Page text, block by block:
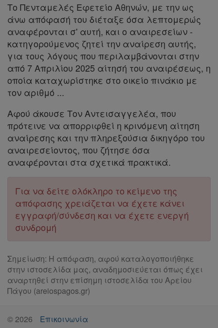
Όροι
χρήσης
Πολιτική
απορρήτου
και
cookies
Απόκτηση
Συνδρομής
Ατομική
συνδρομή
Ομαδικά
πακέτα
Παροχές
σε
Το Πενταμελές Εφετείο Αθηνών, με την ως
άνω απόφασή του διέταξε όσα λεπτομερώς
αναφέρονται σ' αυτή, και o αναιρεσείων -
κατηγορούμενος ζητεί την αναίρεση αυτής,
για τους λόγους που περιλαμβάνονται στην
από 7 Απριλίου 2025 αίτησή του αναιρέσεως, η
οποία καταχωρίστηκε στο οικείο πινάκιο με
τον αριθμό ...
Αφού άκουσε Τον Αντεισαγγελέα, που
πρότεινε να απορριφθεί η κρινόμενη αίτηση
αναίρεσης και την πληρεξούσια δικηγόρο του
αναιρεσείοντος, που ζήτησε όσα
αναφέρονται στα σχετικά πρακτικά.
Για να δείτε ολόκληρο το κείμενο της
απόφασης χρειάζεται να έχετε κάνει
εγγραφή/σύνδεση και να έχετε ενεργή
συνδρομή
Σημείωση: Η απόφαση, αφού καταλογοποιήθηκε
στην ιστοσελίδα μας, αναδημοσιεύεται όπως έχει
αναρτηθεί στην επίσημη ιστοσελίδα του Αρείου
Πάγου (areiospagos.gr)
©2026 Επικοινωνία